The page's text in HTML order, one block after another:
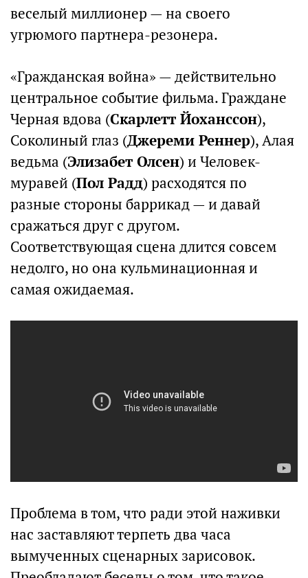
веселый миллионер — на своего
угрюмого партнера-резонера.
«Гражданская война» — действительно
центральное событие фильма. Граждане
Черная вдова (Скарлетт Йоханссон),
Соколиный глаз (Джереми Реннер), Алая
ведьма (Элизабет Олсен) и Человек-
муравей (Пол Радд) расходятся по
разные стороны баррикад — и давай
сражаться друг с другом.
Соответствующая сцена длится совсем
недолго, но она кульминационная и
самая ожидаемая.
Проблема в том, что ради этой наживки
нас заставляют терпеть два часа
вымученных сценарных зарисовок.